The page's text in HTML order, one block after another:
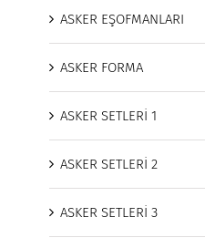
ASKER EŞOFMANLARI
ASKER FORMA
ASKER SETLERİ 1
ASKER SETLERİ 2
ASKER SETLERİ 3